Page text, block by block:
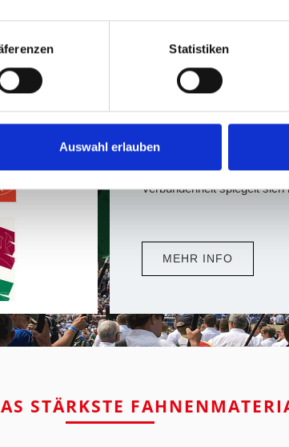
Statistiken
Auswahl erlauben
Vereinsfahnen aus
Wo Menschen eine
Engagement im
Verbundenheit spiegelt
MEHR INFO
STÄRKSTE